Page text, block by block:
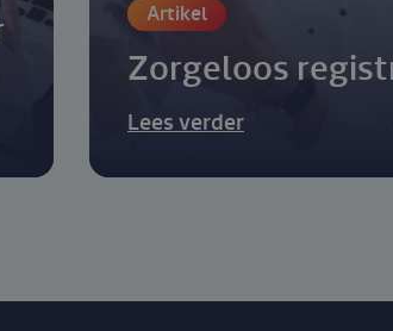
Artikel
Zorgeloos
Lees verder